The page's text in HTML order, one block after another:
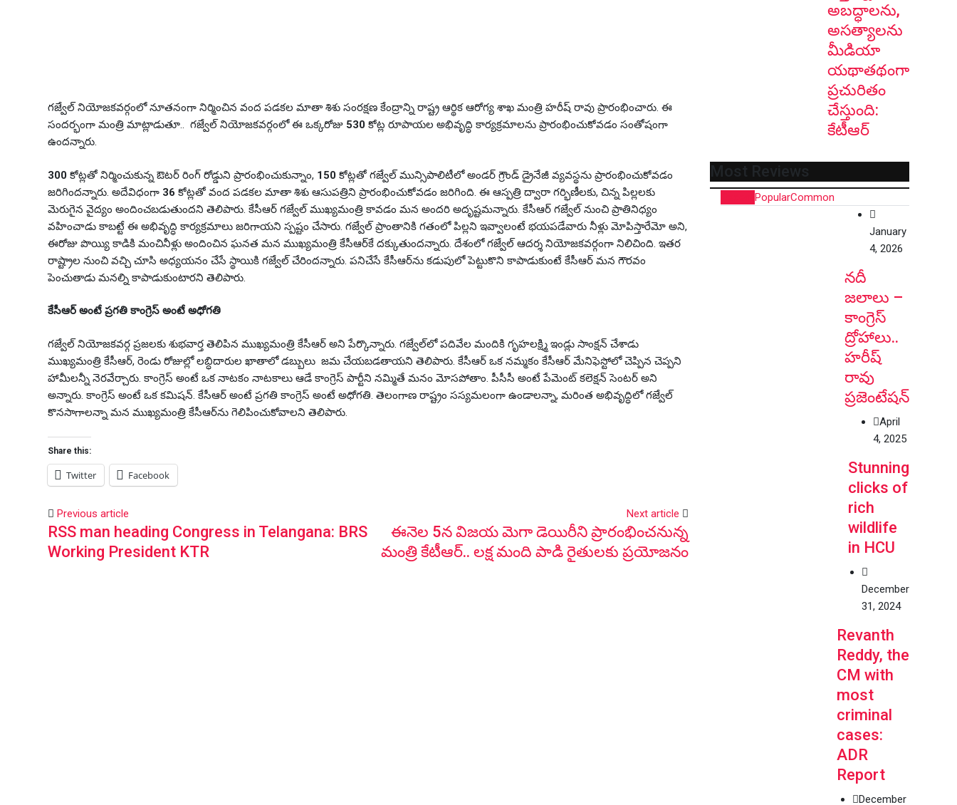
గజ్వేల్ నియోజకవర్గంలో నూతనంగా నిర్మించిన వంద పడకల మాతా శిశు సంరక్షణ కేంద్రాన్ని రాష్ట్ర ఆర్థిక ఆరోగ్య శాఖ మంత్రి హరీష్ రావు ప్రారంభించారు. ఈ
సందర్భంగా మంత్రి మాట్లాడుతూ.. గజ్వేల్ నియోజకవర్గంలో ఈ ఒక్కరోజు 530 కోట్ల రూపాయల అభివృద్ధి కార్యక్రమాలను ప్రారంభించుకోవడం సంతోషంగా
ఉందన్నారు.
300 కోట్లతో నిర్మించుకున్న ఔటర్ రింగ్ రోడ్డుని ప్రారంభించుకున్నాం, 150 కోట్లతో గజ్వేల్ మున్సిపాలిటీలో అండర్ గ్రౌండ్ డ్రైనేజీ వ్యవస్థను ప్రారంభించుకోవడం
జరిగిందన్నారు. అదేవిధంగా 36 కోట్లతో వంద పడకల మాతా శిశు ఆసుపత్రిని ప్రారంభించుకోవడం జరిగింది. ఈ ఆస్పత్రి ద్వారా గర్భిణీలకు, చిన్న పిల్లలకు
మెరుగైన వైద్యం అందించబడుతుందని తెలిపారు. కేసీఆర్ గజ్వేల్ ముఖ్యమంత్రి కావడం మన అందరి అదృష్టమన్నారు. కేసీఆర్ గజ్వేల్ నుంచి ప్రాతినిధ్యం
వహించాడు కాబట్టే ఈ అభివృద్ధి కార్యక్రమాలు జరిగాయని స్పష్టం చేసారు. గజ్వేల్ ప్రాంతానికి గతంలో పిల్లని ఇవ్వాలంటే భయపడేవారు నీళ్లు మోపిస్తారేమో అని,
ఈరోజు పొయ్యి కాడికి మంచినీళ్లు అందించిన ఘనత మన ముఖ్యమంత్రి కేసీఆర్‌కే దక్కుతుందన్నారు. దేశంలో గజ్వేల్ ఆదర్శ నియోజకవర్గంగా నిలిచింది. ఇతర
రాష్ట్రాల నుంచి వచ్చి చూసి అధ్యయనం చేసే స్థాయికి గజ్వేల్ చేరిందన్నారు. పనిచేసే కేసీఆర్‌ను కడుపులో పెట్టుకొని కాపాడుకుంటే కేసీఆర్‌ మన గౌరవం
పెంచుతాడు మనల్ని కాపాడుకుంటారని తెలిపారు.
కేసీఆర్ అంటే ప్రగతి కాంగ్రెస్ అంటే అధోగతి
గజ్వేల్ నియోజకవర్గ ప్రజలకు శుభవార్త తెలిపిన ముఖ్యమంత్రి కేసీఆర్ అని పేర్కొన్నారు. గజ్వేల్‌లో పదివేల మందికి గృహలక్ష్మి ఇండ్లు సాంక్షన్ చేశాడు
ముఖ్యమంత్రి కేసీఆర్, రెండు రోజుల్లో లబ్ధిదారుల ఖాతాలో డబ్బులు జమ చేయబడతాయని తెలిపారు. కేసీఆర్ ఒక నమ్మకం కేసీఆర్ మేనిఫెస్టోలో చెప్పిన చెప్పని
హామీలన్నీ నెరవేర్చారు. కాంగ్రెస్ అంటే ఒక నాటకం నాటకాలు ఆడే కాంగ్రెస్ పార్టీని నమ్మితే మనం మోసపోతాం. పీసీసీ అంటే పేమెంట్ కలెక్షన్ సెంటర్ అని
అన్నారు. కాంగ్రెస్ అంటే ఒక కమిషన్. కేసీఆర్ అంటే ప్రగతి కాంగ్రెస్ అంటే అధోగతి. తెలంగాణ రాష్ట్రం సస్యమలంగా ఉండాలన్నా, మరింత అభివృద్ధిలో గజ్వేల్
కొనసాగాలన్నా మన ముఖ్యమంత్రి కేసీఆర్‌ను గెలిపించుకోవాలని తెలిపారు.
Share this:
Twitter Facebook
Previous article
RSS man heading Congress in Telangana: BRS
Working President KTR
Next article
ఈనెల 5న విజయ మెగా డెయిరీని ప్రారంభించనున్న
మంత్రి కేటీఆర్.. లక్ష మంది పాడి రైతులకు ప్రయోజనం
అబద్ధాలను,
అసత్యాలను
మీడియా
యథాతథంగా
ప్రచురితం
చేస్తుంది:
కేటీఆర్
Most Reviews
PopularCommon
January
4, 2026
నదీ
జలాలు –
కాంగ్రెస్
ద్రోహాలు..
హరీష్
రావు
ప్రజెంటేషన్
April
4, 2025
Stunning
clicks of
rich
wildlife
in HCU
December
31, 2024
Revanth
Reddy, the
CM with
most
criminal
cases:
ADR
Report
December